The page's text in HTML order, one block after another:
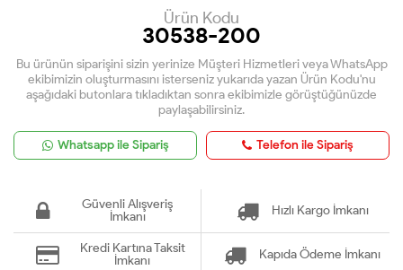
Ürün Kodu
30538-200
Bu ürünün siparişini sizin yerinize Müşteri Hizmetleri veya WhatsApp
ekibimizin oluşturmasını isterseniz yukarıda yazan Ürün Kodu'nu
aşağıdaki butonlara tıkladıktan sonra ekibimizle görüştüğünüzde
paylaşabilirsiniz.
Whatsapp ile Sipariş Telefon ile Sipariş
Güvenli Alışveriş
İmkanı
Hızlı Kargo İmkanı
Kredi Kartına Taksit
İmkanı
Kapıda Ödeme İmkanı